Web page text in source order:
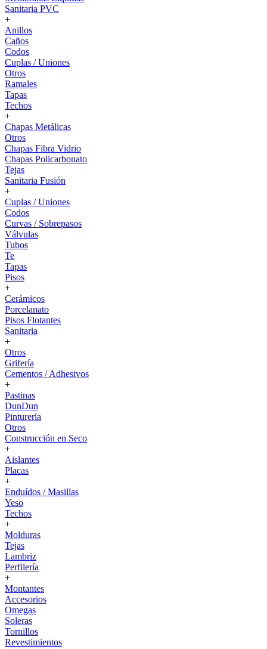
Sanitaria PVC
+
Anillos
Caños
Codos
Cuplas / Uniones
Otros
Ramales
Tapas
Techos
+
Chapas Metálicas
Otros
Chapas Fibra Vidrio
Chapas Policarbonato
Tejas
Sanitaria Fusión
+
Cuplas / Uniones
Codos
Curvas / Sobrepasos
Válvulas
Tubos
Te
Tapas
Pisos
+
Cerámicos
Porcelanato
Pisos Flotantes
Sanitaria
+
Otros
Grifería
Cementos / Adhesivos
+
Pastinas
DunDun
Pinturería
Otros
Construcción en Seco
+
Aislantes
Placas
+
Enduídos / Masillas
Yeso
Techos
+
Molduras
Tejas
Lambriz
Perfilería
+
Montantes
Accesorios
Omegas
Soleras
Tornillos
Revestimientos